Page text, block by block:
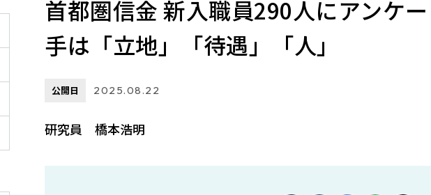
首都圏信金 新入職員290人にアンケ
手は「立地」「待遇」「人」
公開日 2025.08.22
研究員 橋本浩明